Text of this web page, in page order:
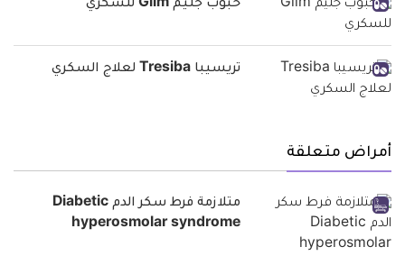
حبوب جليم Glim للسكري
تريسيبا Tresiba لعلاج السكري
أمراض متعلقة
متلازمة فرط سكر الدم Diabetic
hyperosmolar syndrome